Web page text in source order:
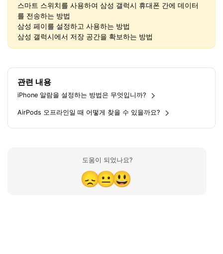
스마트 스위치를 사용하여 삼성 갤럭시 휴대폰 간에 데이터
를 전송하는 방법
삼성 페이를 설정하고 사용하는 방법
삼성 갤럭시에서 저장 공간을 확보하는 방법
관련 내용
iPhone 알람을 설정하는 방법은 무엇입니까?
AirPods 오프라인일 때 어떻게 찾을 수 있을까요?
도움이 되었나요?
😞😐😃